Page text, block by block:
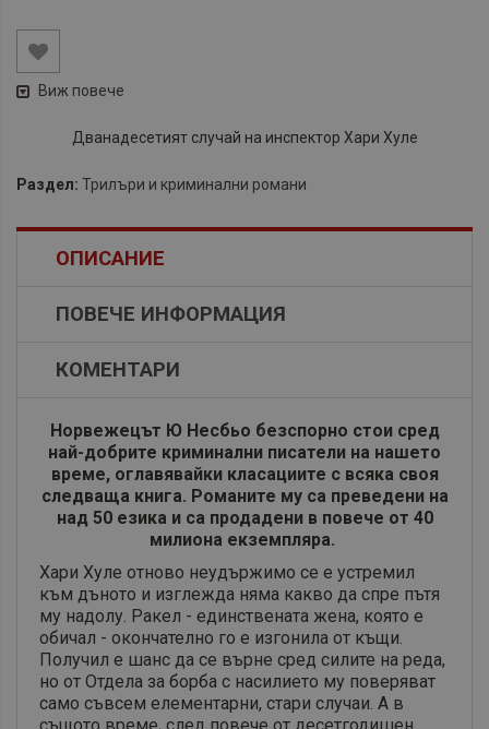
Виж повече
Дванадесетият случай на инспектор Хари Хуле
Раздел: Трилъри и криминални романи
ОПИСАНИЕ
ПОВЕЧЕ ИНФОРМАЦИЯ
КОМЕНТАРИ
Норвежецът Ю Несбьо безспорно стои сред
най-добрите криминални писатели на нашето
време, оглавявайки класациите с всяка своя
следваща книга. Романите му са преведени на
над 50 езика и са продадени в повече от 40
милиона екземпляра.
Хари Хуле отново неудържимо се е устремил
към дъното и изглежда няма какво да спре пътя
му надолу. Ракел - единствената жена, която е
обичал - окончателно го е изгонила от къщи.
Получил е шанс да се върне сред силите на реда,
но от Отдела за борба с насилието му поверяват
само съвсем елементарни, стари случаи. А в